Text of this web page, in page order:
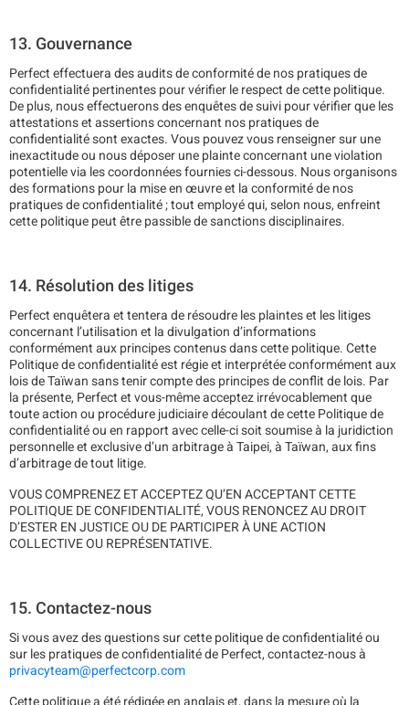
13. Gouvernance
Perfect effectuera des audits de conformité de nos pratiques de
confidentialité pertinentes pour vérifier le respect de cette politique.
De plus, nous effectuerons des enquêtes de suivi pour vérifier que les
attestations et assertions concernant nos pratiques de
confidentialité sont exactes. Vous pouvez vous renseigner sur une
inexactitude ou nous déposer une plainte concernant une violation
potentielle via les coordonnées fournies ci-dessous. Nous organisons
des formations pour la mise en œuvre et la conformité de nos
pratiques de confidentialité ; tout employé qui, selon nous, enfreint
cette politique peut être passible de sanctions disciplinaires.
14. Résolution des litiges
Perfect enquêtera et tentera de résoudre les plaintes et les litiges
concernant l’utilisation et la divulgation d’informations
conformément aux principes contenus dans cette politique. Cette
Politique de confidentialité est régie et interprétée conformément aux
lois de Taïwan sans tenir compte des principes de conflit de lois. Par
la présente, Perfect et vous-même acceptez irrévocablement que
toute action ou procédure judiciaire découlant de cette Politique de
confidentialité ou en rapport avec celle-ci soit soumise à la juridiction
personnelle et exclusive d’un arbitrage à Taipei, à Taïwan, aux fins
d’arbitrage de tout litige.
VOUS COMPRENEZ ET ACCEPTEZ QU’EN ACCEPTANT CETTE
POLITIQUE DE CONFIDENTIALITÉ, VOUS RENONCEZ AU DROIT
D’ESTER EN JUSTICE OU DE PARTICIPER À UNE ACTION
COLLECTIVE OU REPRÉSENTATIVE.
15. Contactez-nous
Si vous avez des questions sur cette politique de confidentialité ou
sur les pratiques de confidentialité de Perfect, contactez-nous à
privacyteam@perfectcorp.com
Cette politique a été rédigée en anglais et, dans la mesure où la